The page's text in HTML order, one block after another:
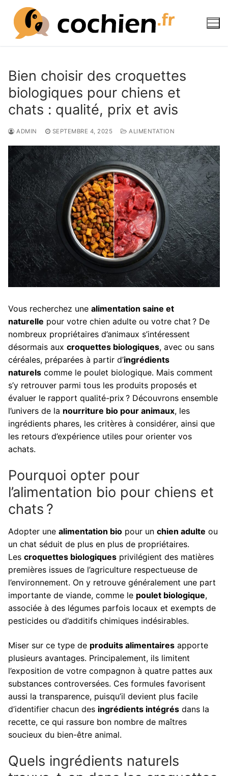
contenu
Bien choisir des croquettes
biologiques pour chiens et
chats : qualité, prix et avis
ADMIN SEPTEMBRE 4, 2025 ALIMENTATION
Vous recherchez une alimentation saine et
naturelle pour votre chien adulte ou votre chat ? De
nombreux propriétaires d’animaux s’intéressent
désormais aux croquettes biologiques, avec ou sans
céréales, préparées à partir d’ingrédients
naturels comme le poulet biologique. Mais comment
s’y retrouver parmi tous les produits proposés et
évaluer le rapport qualité-prix ? Découvrons ensemble
l’univers de la nourriture bio pour animaux, les
ingrédients phares, les critères à considérer, ainsi que
les retours d’expérience utiles pour orienter vos
achats.
Pourquoi opter pour
l’alimentation bio pour chiens et
chats ?
Adopter une alimentation bio pour un chien adulte ou
un chat séduit de plus en plus de propriétaires.
Les croquettes biologiques privilégient des matières
premières issues de l’agriculture respectueuse de
l’environnement. On y retrouve généralement une part
importante de viande, comme le poulet biologique,
associée à des légumes parfois locaux et exempts de
pesticides ou d’additifs chimiques indésirables.
Miser sur ce type de produits alimentaires apporte
plusieurs avantages. Principalement, ils limitent
l’exposition de votre compagnon à quatre pattes aux
substances controversées. Ces formules favorisent
aussi la transparence, puisqu’il devient plus facile
d’identifier chacun des ingrédients intégrés dans la
recette, ce qui rassure bon nombre de maîtres
soucieux du bien-être animal.
Quels ingrédients naturels